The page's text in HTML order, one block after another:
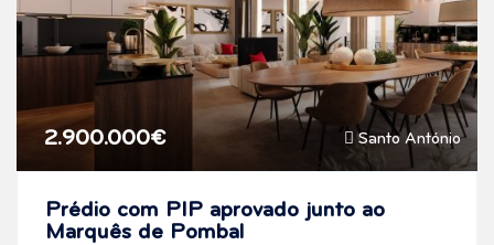
Santo António
2.900.000€
Prédio com PIP aprovado junto ao
Marquês de Pombal